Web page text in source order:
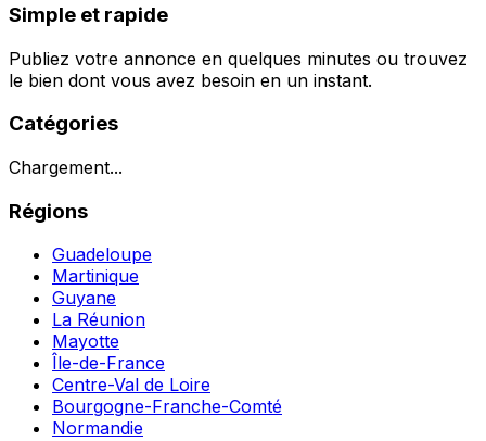
Simple et rapide
Publiez votre annonce en quelques minutes ou trouvez
le bien dont vous avez besoin en un instant.
Catégories
Chargement...
Régions
Guadeloupe
Martinique
Guyane
La Réunion
Mayotte
Île-de-France
Centre-Val de Loire
Bourgogne-Franche-Comté
Normandie